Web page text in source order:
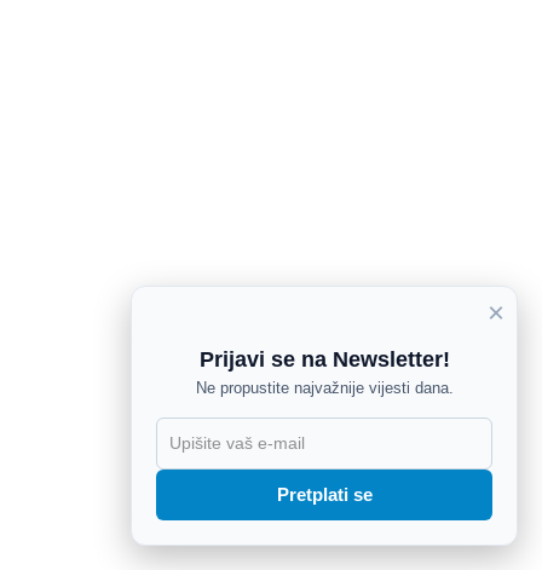
×
Prijavi se na Newsletter!
Ne propustite najvažnije vijesti dana.
Pretplati se